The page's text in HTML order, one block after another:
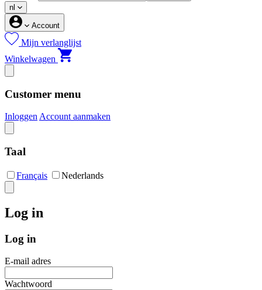
nl
Account
Mijn verlanglijst
Winkelwagen
Customer menu
InloggenAccount aanmaken
Taal
Français Nederlands
Log in
Log in
E-mail adres
Wachtwoord